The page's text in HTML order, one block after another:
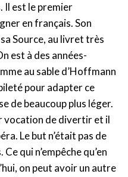
Il est le premier
en français. Son
Source, au livret très
est à des années-
au sable d’Hoffmann
pour adapter ce
de beaucoup plus léger.
vocation de divertir et il
Le but n’était pas de
qui n’empêche qu’en
on peut avoir un autre